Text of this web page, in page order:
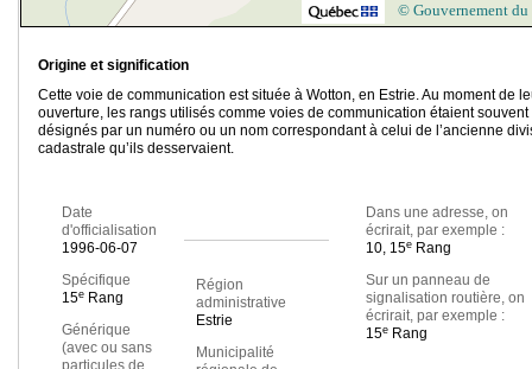
© Gouvernement du
Origine et signification
Cette voie de communication est située à Wotton, en Estrie. Au moment de
ouverture, les rangs utilisés comme voies de communication étaient souvent
désignés par un numéro ou un nom correspondant à celui de l’ancienne
cadastrale qu’ils desservaient.
Date
d'officialisation
1996-06-07
Spécifique
15e Rang
Générique
(avec ou sans
particules de
Région
administrative
Estrie
Municipalité
Dans une adresse, on
écrirait, par exemple :
10, 15eRang
Sur un panneau de
signalisation routière, on
écrirait, par exemple :
15eRang